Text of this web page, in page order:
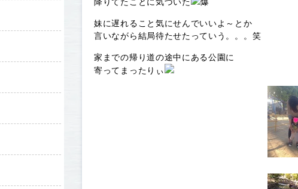
妹に遅れること気にせんでいいよ～とか
言いながら結局待たせたっていう。。。笑
家までの帰り道の途中にある公園に
寄ってまったりぃ